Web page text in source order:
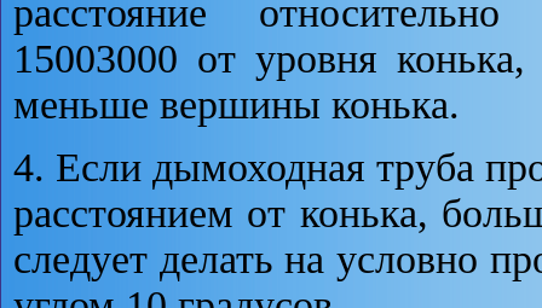
расстояние
15003000 от уровня
меньше вершины конька.
4. Если дымоходная труба
расстоянием от конька,
следует делать на условно